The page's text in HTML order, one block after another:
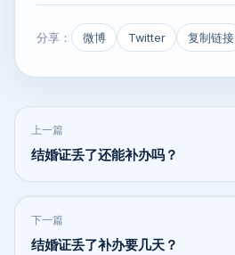
分享： 微博 Twitter 复制链接
上一篇
结婚证丢了还能补办吗？
下一篇
结婚证丢了补办要几天？